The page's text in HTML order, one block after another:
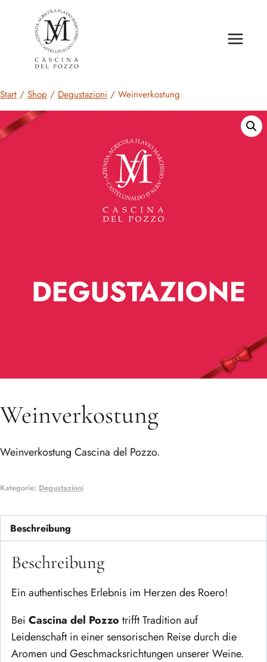
springen
Start / Shop / Degustazioni / Weinverkostung
Weinverkostung
Weinverkostung Cascina del Pozzo.
Kategorie: Degustazioni
Beschreibung
Beschreibung
Ein authentisches Erlebnis im Herzen des Roero!
Bei Cascina del Pozzo trifft Tradition auf
Leidenschaft in einer sensorischen Reise durch die
Aromen und Geschmacksrichtungen unserer Weine.